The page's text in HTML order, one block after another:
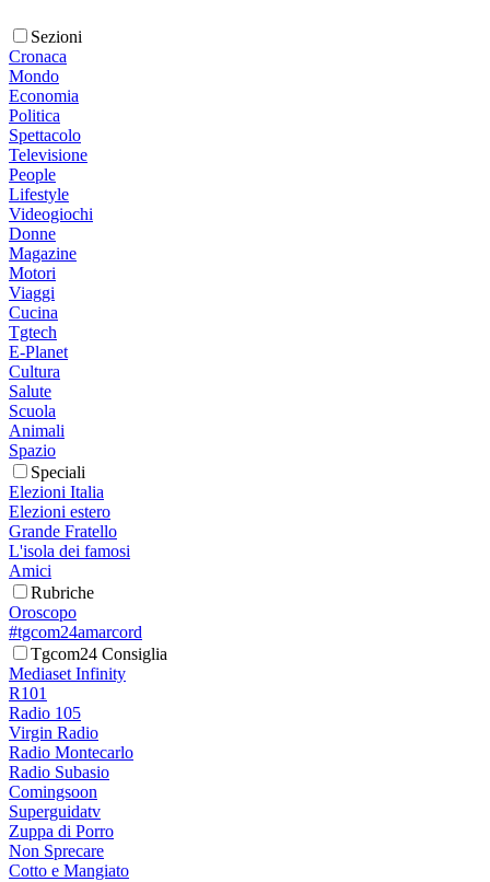
Sezioni
Cronaca
Mondo
Economia
Politica
Spettacolo
Televisione
People
Lifestyle
Videogiochi
Donne
Magazine
Motori
Viaggi
Cucina
Tgtech
E-Planet
Cultura
Salute
Scuola
Animali
Spazio
Speciali
Elezioni Italia
Elezioni estero
Grande Fratello
L'isola dei famosi
Amici
Rubriche
Oroscopo
#tgcom24amarcord
Tgcom24 Consiglia
Mediaset Infinity
R101
Radio 105
Virgin Radio
Radio Montecarlo
Radio Subasio
Comingsoon
Superguidatv
Zuppa di Porro
Non Sprecare
Cotto e Mangiato